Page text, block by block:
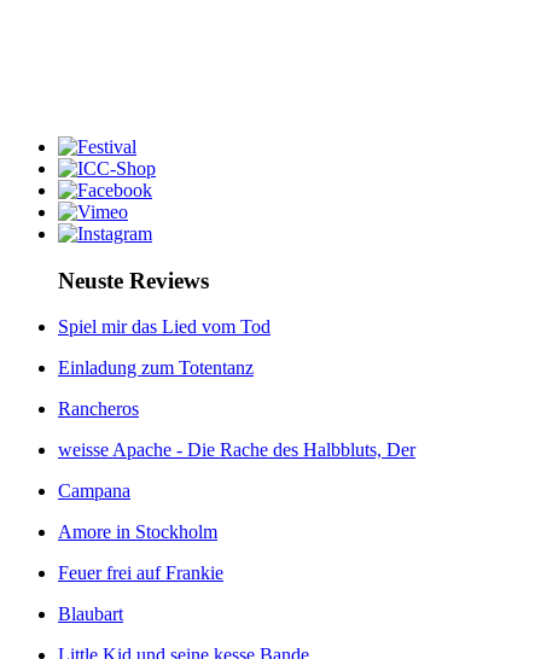
Neuste Reviews
Spiel mir das Lied vom Tod
Einladung zum Totentanz
Rancheros
weisse Apache - Die Rache des Halbbluts, Der
Campana
Amore in Stockholm
Feuer frei auf Frankie
Blaubart